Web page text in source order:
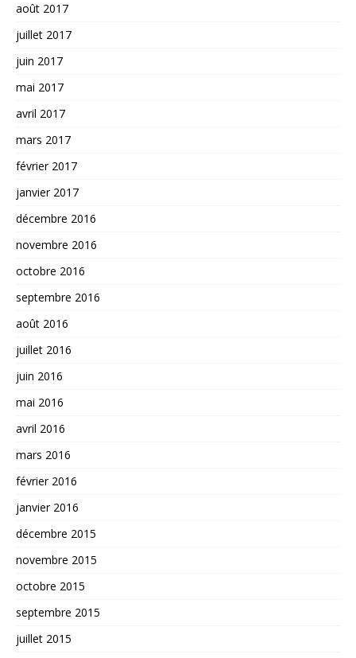
août 2017
juillet 2017
juin 2017
mai 2017
avril 2017
mars 2017
février 2017
janvier 2017
décembre 2016
novembre 2016
octobre 2016
septembre 2016
août 2016
juillet 2016
juin 2016
mai 2016
avril 2016
mars 2016
février 2016
janvier 2016
décembre 2015
novembre 2015
octobre 2015
septembre 2015
juillet 2015